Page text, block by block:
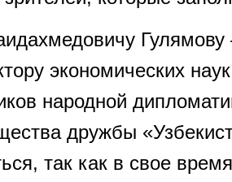
экономических
народной
дружбы
так как в свое